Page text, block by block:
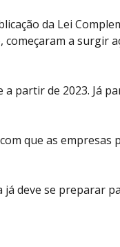
da Lei
a surgir
de 2023. Já
que as
deve se preparar